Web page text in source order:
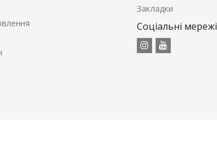
Закладки
Соціальні мережі